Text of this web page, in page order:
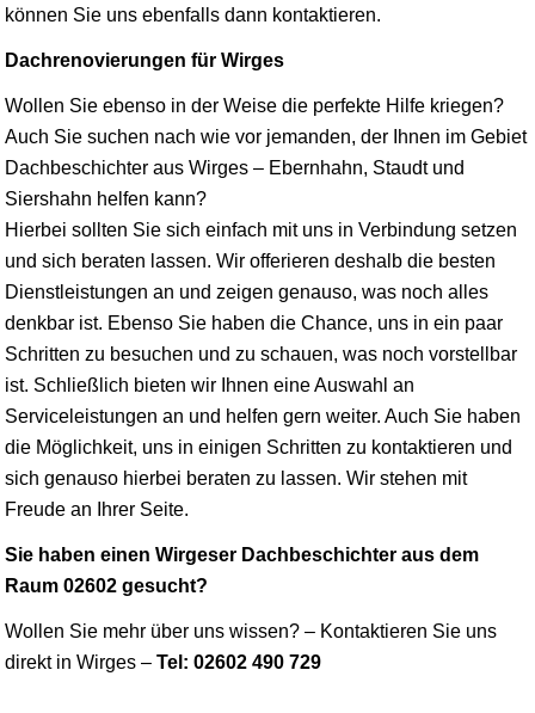
können Sie uns ebenfalls dann kontaktieren.
Dachrenovierungen für Wirges
Wollen Sie ebenso in der Weise die perfekte Hilfe kriegen?
Auch Sie suchen nach wie vor jemanden, der Ihnen im Gebiet
Dachbeschichter aus Wirges – Ebernhahn, Staudt und
Siershahn helfen kann?
Hierbei sollten Sie sich einfach mit uns in Verbindung setzen
und sich beraten lassen. Wir offerieren deshalb die besten
Dienstleistungen an und zeigen genauso, was noch alles
denkbar ist. Ebenso Sie haben die Chance, uns in ein paar
Schritten zu besuchen und zu schauen, was noch vorstellbar
ist. Schließlich bieten wir Ihnen eine Auswahl an
Serviceleistungen an und helfen gern weiter. Auch Sie haben
die Möglichkeit, uns in einigen Schritten zu kontaktieren und
sich genauso hierbei beraten zu lassen. Wir stehen mit
Freude an Ihrer Seite.
Sie haben einen Wirgeser Dachbeschichter aus dem
Raum 02602 gesucht?
Wollen Sie mehr über uns wissen? – Kontaktieren Sie uns
direkt in Wirges – Tel: 02602 490 729